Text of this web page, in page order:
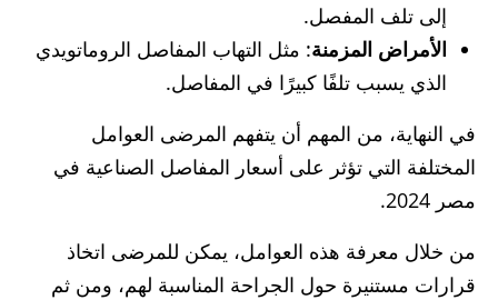
إلى تلف المفصل.
الأمراض المزمنة: مثل التهاب المفاصل الروماتويدي
الذي يسبب تلفًا كبيرًا في المفاصل.
في النهاية، من المهم أن يتفهم المرضى العوامل
المختلفة التي تؤثر على أسعار المفاصل الصناعية في
مصر 2024.
من خلال معرفة هذه العوامل، يمكن للمرضى اتخاذ
قرارات مستنيرة حول الجراحة المناسبة لهم، ومن ثم